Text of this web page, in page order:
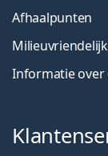
Afhaalpunten
Informatie over